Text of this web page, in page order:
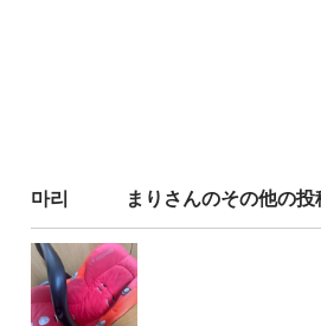
마리 まり さんのその他の投